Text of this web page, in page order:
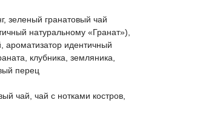
зеленый гранатовый чай
натуральному «Гранат»),
идентичный
клубника, земляника,
перец
чай, чай с нотками костров,